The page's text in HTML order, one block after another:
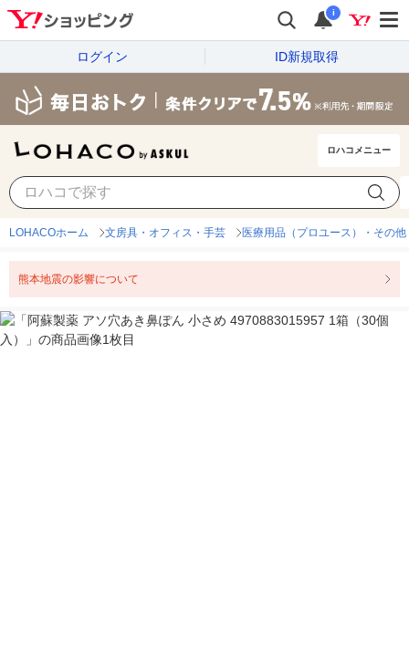
i
ログイン ID新規取得
ロハコメニュー
LOHACOホーム 文房具・オフィス・手芸 医療用品（プロユース）・その他
熊本地震の影響について